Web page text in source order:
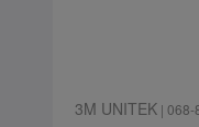
3M UNITEK| 068-